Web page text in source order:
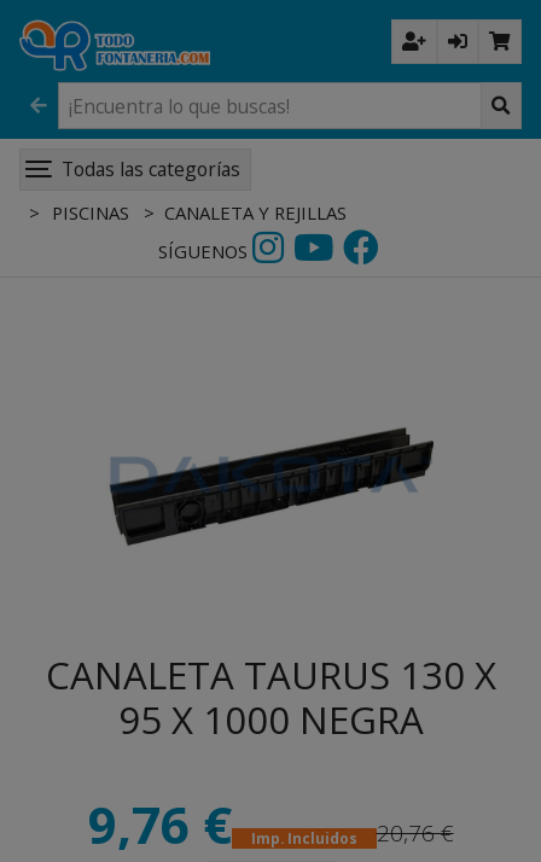
Todas las categorías
PISCINAS
CANALETA Y REJILLAS
SÍGUENOS
CANALETA TAURUS 130 X
95 X 1000 NEGRA
9,76 € Imp. Incluidos
20,76 €